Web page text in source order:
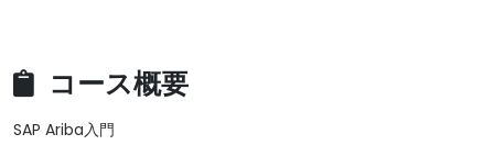
コース概要
SAP Ariba入門